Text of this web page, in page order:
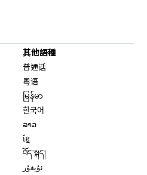
其他語種
普通话
粤语
မြန်မာ
한국어
ລາວ
ខ្មែ
བོད་སྐད།
ئۇيغۇر